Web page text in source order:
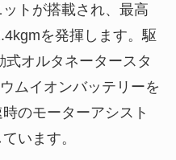
トが搭載され、最高
を発揮します。駆
オルタネータースタ
ムイオンバッテリーを
のモーターアシスト
います。